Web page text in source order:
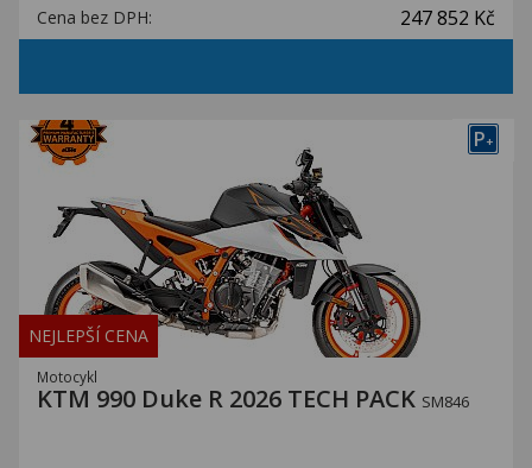
Cena bez DPH: 247 852 Kč
P+
NEJLEPŠÍ CENA
Motocykl
KTM 990 Duke R 2026 TECH PACK SM846